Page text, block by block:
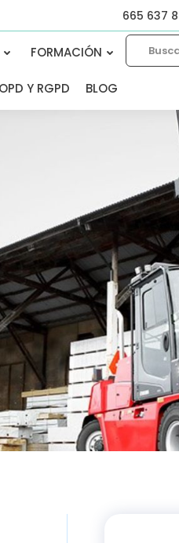
665 637
FORMACIÓN
Y RGPD BLOG